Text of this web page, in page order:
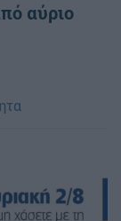
αύριο